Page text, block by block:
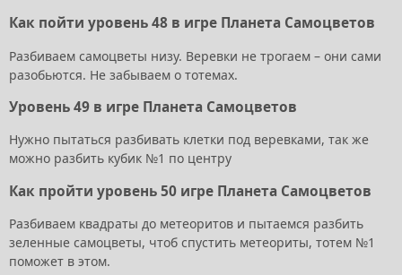
Как пойти уровень 48 в игре Планета Самоцветов
Разбиваем самоцветы низу. Веревки не трогаем – они сами
разобьются. Не забываем о тотемах.
Уровень 49 в игре Планета Самоцветов
Нужно пытаться разбивать клетки под веревками, так же
можно разбить кубик №1 по центру
Как пройти уровень 50 игре Планета Самоцветов
Разбиваем квадраты до метеоритов и пытаемся разбить
зеленные самоцветы, чтоб спустить метеориты, тотем №1
поможет в этом.